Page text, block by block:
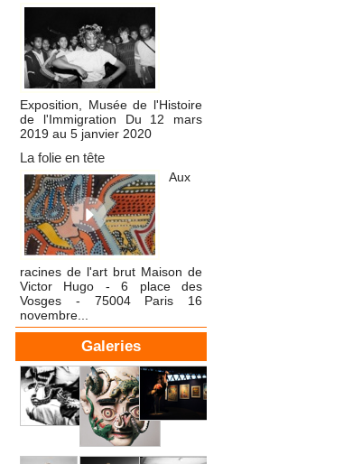
Exposition, Musée de l'Histoire
de l'Immigration Du 12 mars
2019 au 5 janvier 2020
La folie en tête
Aux
racines de l'art brut Maison de
Victor Hugo - 6 place des
Vosges - 75004 Paris 16
novembre...
Galeries